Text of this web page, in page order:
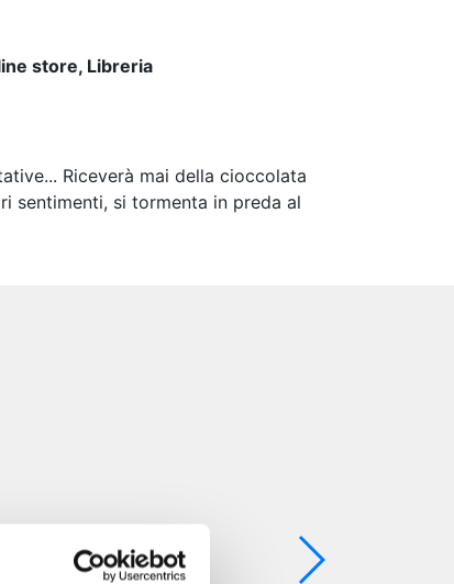
store, Libreria
Riceverà mai della cioccolata
sentimenti, si tormenta in preda al